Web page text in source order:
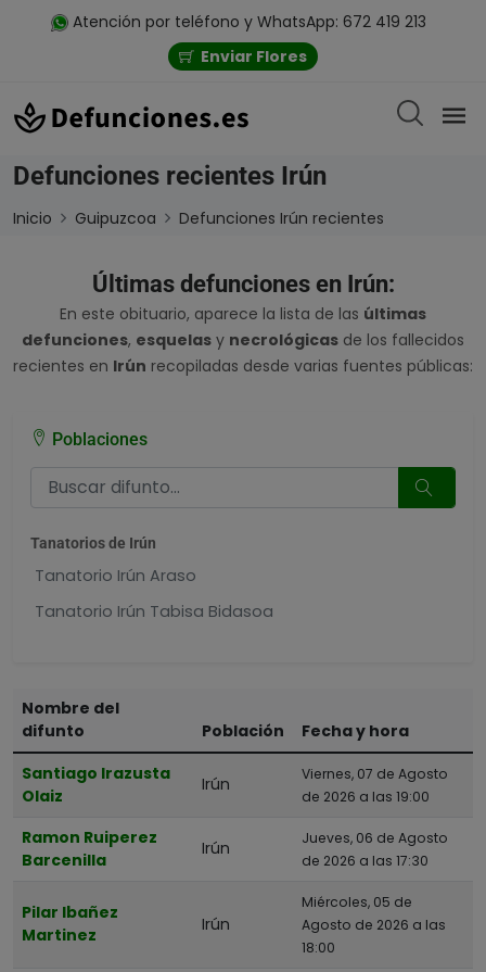
Atención por teléfono y WhatsApp: 672 419 213
Enviar Flores
Defunciones recientes Irún
Inicio Guipuzcoa Defunciones Irún recientes
Últimas defunciones en Irún:
En este obituario, aparece la lista de las últimas
defunciones, esquelas y necrológicas de los fallecidos
recientes en Irún recopiladas desde varias fuentes públicas:
Poblaciones
Tanatorios de Irún
Tanatorio Irún Araso
Tanatorio Irún Tabisa Bidasoa
Nombre del
difunto
Población
Fecha y hora
Santiago Irazusta
Olaiz
Irún
Viernes, 07 de Agosto
de 2026 a las 19:00
Ramon Ruiperez
Barcenilla
Irún
Jueves, 06 de Agosto
de 2026 a las 17:30
Pilar Ibañez
Martinez
Irún
Miércoles, 05 de
Agosto de 2026 a las
18:00